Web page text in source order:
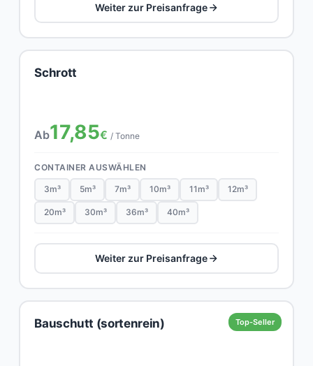
Weiter zur Preisanfrage
Schrott
Ab17,85€ / Tonne
CONTAINER AUSWÄHLEN
3m³ 5m³ 7m³ 10m³ 11m³ 12m³
20m³ 30m³ 36m³ 40m³
Weiter zur Preisanfrage
Top-Seller
Bauschutt (sortenrein)